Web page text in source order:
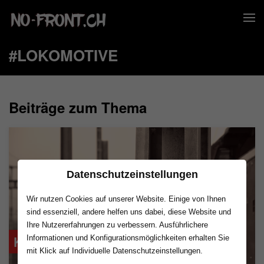
#LOKOMOTIVE
Beiträge zum Thema
Klettere nie auf Züge!
Datenschutzeinstellungen
Wir nutzen Cookies auf unserer Website. Einige von Ihnen
sind essenziell, andere helfen uns dabei, diese Website und
Ihre Nutzererfahrungen zu verbessern. Ausführlichere
Informationen und Konfigurationsmöglichkeiten erhalten Sie
mit Klick auf Individuelle Datenschutzeinstellungen.